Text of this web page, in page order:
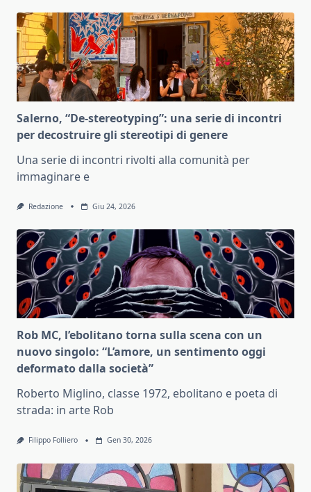
Salerno, “De-stereotyping”: una serie di incontri
per decostruire gli stereotipi di genere
Una serie di incontri rivolti alla comunità per
immaginare e
Redazione Giu 24, 2026
Rob MC, l’ebolitano torna sulla scena con un
nuovo singolo: “L’amore, un sentimento oggi
deformato dalla società”
Roberto Miglino, classe 1972, ebolitano e poeta di
strada: in arte Rob
Filippo Folliero Gen 30, 2026